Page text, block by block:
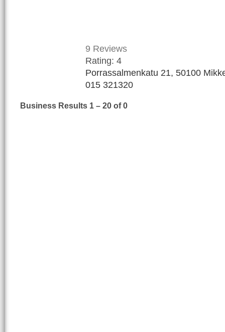
9 Reviews
Rating: 4
Porrassalmenkatu 21, 50100
015 321320
Business Results 1 – 20 of 0